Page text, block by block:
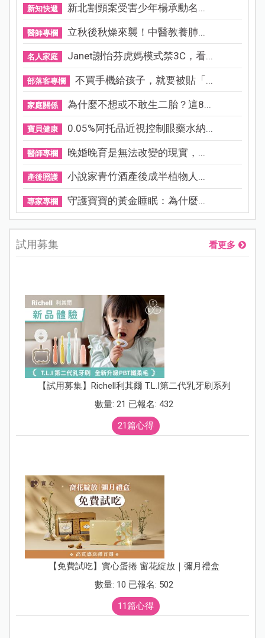
新知快遞 新北割頸案受害少年楊承勳名...
醫師專欄 立秋後秋燥來襲！中醫教養肺...
名人家庭 Janet謝怡芬虎媽模式禁3C，看...
部落客專欄 不買手機給孩子，就要被貼「...
家庭關係 為什麼不想或不敢生二胎？這8...
寶貝健康 0.05%阿托品近視控制眼藥水納...
醫師專欄 晚婚晚育是無法改變的現實，...
產後照護 小說家青竹酒產後成半植物人...
專家專欄 守護寶寶的黃金睡眠：為什麼...
試用募集 看更多
【試用募集】Richell利其爾 T.L.I第二代乳牙刷系列
數量: 21 已報名: 432
21篇心得
【免費試吃】實心蛋捲 窗花綻放｜彌月禮盒
數量: 10 已報名: 502
11篇心得